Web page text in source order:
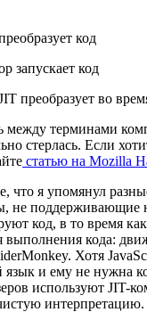
код
запускает код
преобразует во
между терминами
стерлась. Если
статью на Mozilla
что я упомянул
не поддерживающие
код, в то время
выполнения кода:
Хотя
язык и ему не нужна
используют JIT-
интерпретацию.